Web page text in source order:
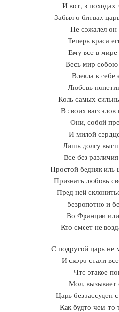
И вот, в походах
Забыл о битвах
Не сожалел он
Теперь краса
Ему все в мире
Весь мир собою
Влекла к себе
Любовь
Коль самых
В своих вассалов
Они, собой
И милой
Лишь долгу
Все без
Простой бедняк иль
Признать любовь
Пред ней
безропотно и
Во Франции
Кто смеет не
С подругой царь не
И скоро стали
Что этакое
Мол, вызывает
Царь безрассуден
Как будто чем-то